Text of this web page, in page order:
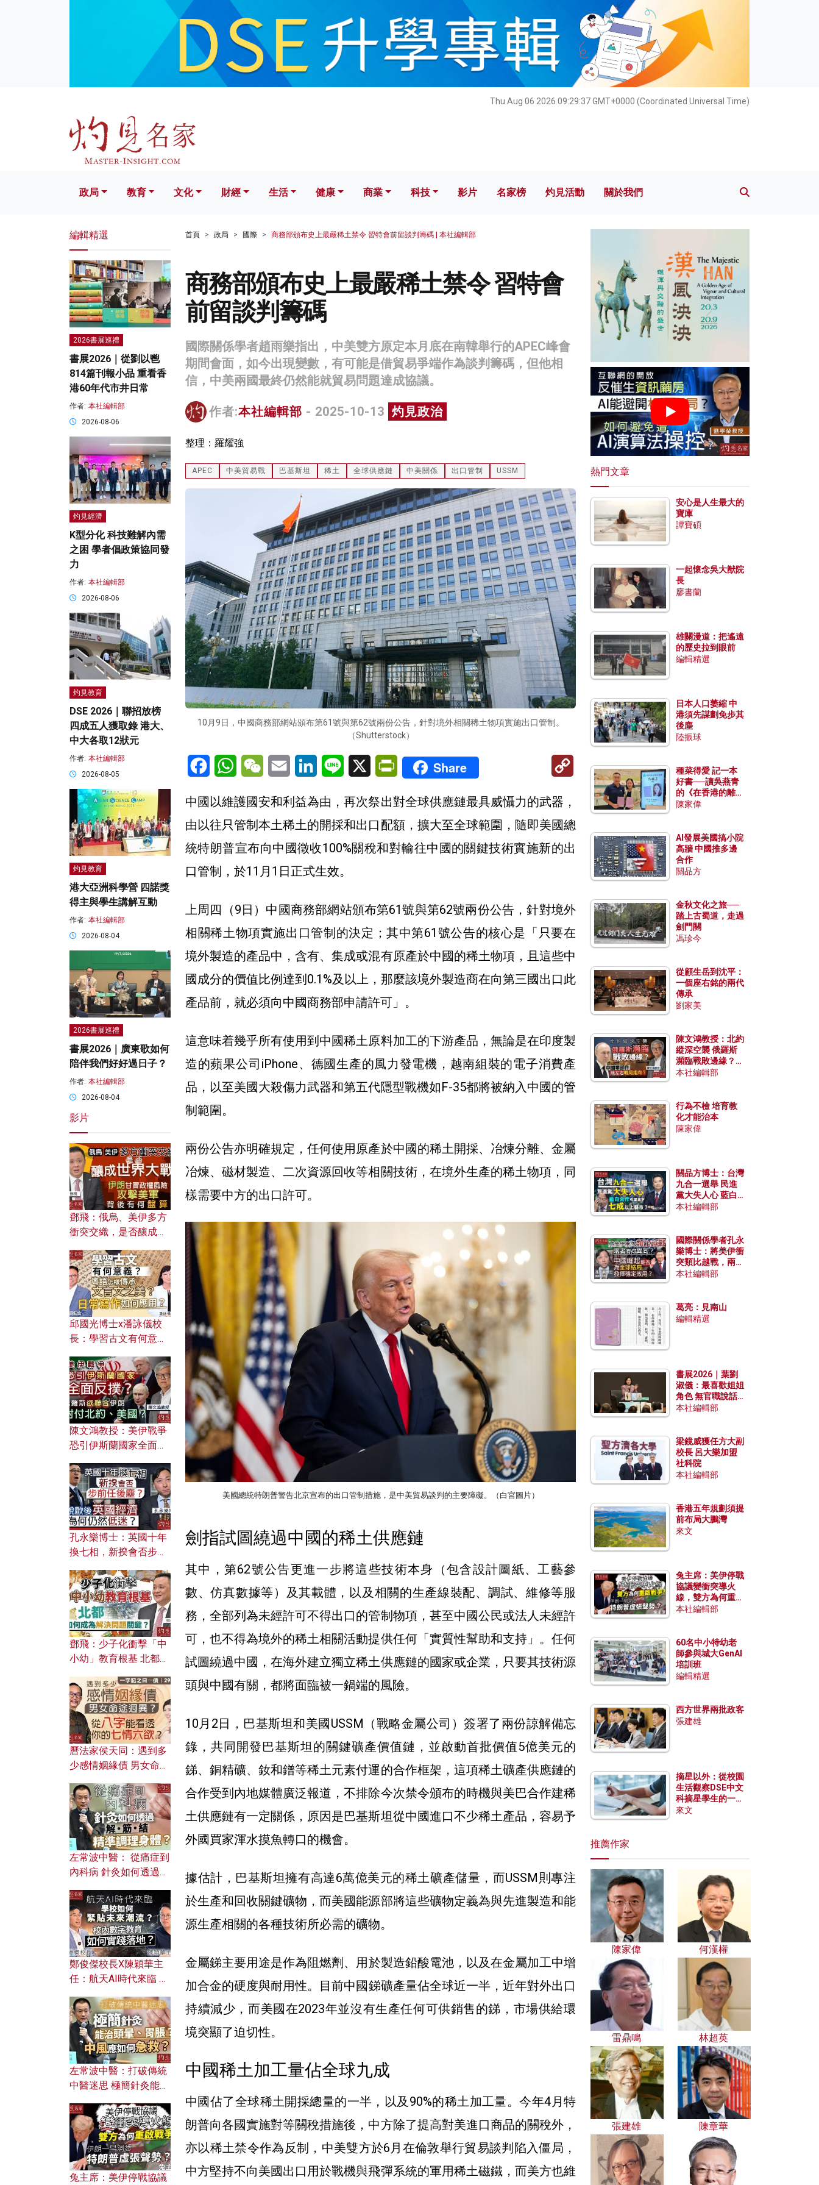
Thu Aug 06 2026 09:29:38 GMT+0000 (Coordinated Universal Time)
文化 財經 生活 健康 科技 影片 名家榜 灼見活動 關於我們
政局 教育 文化 財經 生活 健康 商業 科技 影片 名家榜 灼見活動 關於我們
首頁 政局 國際 商務部頒布史上最嚴稀土禁令 習特會前留談判籌碼 | 本社編輯部
商務部頒布史上最嚴稀土禁令 習特會
前留談判籌碼
國際關係學者趙雨樂指出，中美雙方原定本月底在南韓舉行的APEC峰會
期間會面，如今出現變數，有可能是借貿易爭端作為談判籌碼，但他相
信，中美兩國最終仍然能就貿易問題達成協議。
作者:本社編輯部 - 2025-10-13 灼見政治
整理：羅耀強
APEC 中美貿易戰 巴基斯坦 稀土 全球供應鏈 中美關係 出口管制 USSM
10月9日，中國商務部網站頒布第61號與第62號兩份公告，針對境外相關稀土物項實施出口管制。
（Shutterstock）
FacebookWhatsAppWeChatEmail LinkedInLine X PrintFriendly
Share
Link
中國以維護國安和利益為由，再次祭出對全球供應鏈最具威懾力的武器，
由以往只管制本土稀土的開採和出口配額，擴大至全球範圍，隨即美國總
統特朗普宣布向中國徵收100%關稅和對輸往中國的關鍵技術實施新的出
口管制，於11月1日正式生效。
上周四（9日）中國商務部網站頒布第61號與第62號兩份公告，針對境外
相關稀土物項實施出口管制的決定；其中第61號公告的核心是「只要在
境外製造的產品中，含有、集成或混有原產於中國的稀土物項，且這些中
國成分的價值比例達到0.1%及以上，那麼該境外製造商在向第三國出口此
產品前，就必須向中國商務部申請許可」。
這意味着幾乎所有使用到中國稀土原料加工的下游產品，無論是在印度製
造的蘋果公司iPhone、德國生產的風力發電機，越南組裝的電子消費產
品，以至美國大殺傷力武器和第五代隱型戰機如F-35都將被納入中國的管
制範圍。
兩份公告亦明確規定，任何使用原產於中國的稀土開採、冶煉分離、金屬
冶煉、磁材製造、二次資源回收等相關技術，在境外生產的稀土物項，同
樣需要中方的出口許可。
美國總統特朗普警告北京宣布的出口管制措施，是中美貿易談判的主要障礙。（白宮圖片）
劍指試圖繞過中國的稀土供應鏈
其中，第62號公告更進一步將這些技術本身（包含設計圖紙、工藝參
數、仿真數據等）及其載體，以及相關的生產線裝配、調試、維修等服
務，全部列為未經許可不得出口的管制物項，甚至中國公民或法人未經許
可，也不得為境外的稀土相關活動提供任何「實質性幫助和支持」。任何
試圖繞過中國，在海外建立獨立稀土供應鏈的國家或企業，只要其技術源
頭與中國有關，都將面臨被一鍋端的風險。
10月2日，巴基斯坦和美國USSM（戰略金屬公司）簽署了兩份諒解備忘
錄，共同開發巴基斯坦的關鍵礦產價值鏈，並啟動首批價值5億美元的
銻、銅精礦、釹和鐠等稀土元素付運的合作框架，這項稀土礦產供應鏈的
合作受到內地媒體廣泛報道，不排除今次禁令頒布的時機與美巴合作建稀
土供應鏈有一定關係，原因是巴基斯坦從中國進口不少稀土產品，容易予
外國買家渾水摸魚轉口的機會。
據估計，巴基斯坦擁有高達6萬億美元的稀土礦產儲量，而USSM則專注
於生產和回收關鍵礦物，而美國能源部將這些礦物定義為與先進製造和能
源生產相關的各種技術所必需的礦物。
金屬銻主要用途是作為阻燃劑、用於製造鉛酸電池，以及在金屬加工中增
加合金的硬度與耐用性。目前中國銻礦產量佔全球近一半，近年對外出口
持續減少，而美國在2023年並沒有生產任何可供銷售的銻，市場供給環
境突顯了迫切性。
中國稀土加工量佔全球九成
中國佔了全球稀土開採總量的一半，以及90%的稀土加工量。今年4月特
朗普向各國實施對等關稅措施後，中方除了提高對美進口商品的關稅外，
亦以稀土禁令作為反制，中美雙方於6月在倫敦舉行貿易談判陷入僵局，
中方堅持不向美國出口用於戰機與飛彈系統的軍用稀土磁鐵，而美方也維
編輯精選
2026書展巡禮
書展2026｜從劉以鬯
814篇刊報小品 重看香
港60年代市井日常
作者: 本社編輯部
2026-08-06
灼見經濟
K型分化 科技難解內需
之困 學者倡政策協同發
力
作者: 本社編輯部
2026-08-06
灼見教育
DSE 2026｜聯招放榜
四成五人獲取錄 港大、
中大各取12狀元
作者: 本社編輯部
2026-08-05
灼見教育
港大亞洲科學營 四諾獎
得主與學生講解互動
作者: 本社編輯部
2026-08-04
2026書展巡禮
書展2026｜廣東歌如何
陪伴我們好好過日子？
作者: 本社編輯部
2026-08-04
影片
鄧飛：俄烏、美伊多方
衝突交織，是否釀成世
風險攻擊美軍，背後有
何盤算？
邱國光博士x潘詠儀校
長：學習古文有何意
文之美？ 日常寫作如何
應用？
陳文鴻教授：美伊戰爭
恐引伊斯蘭國家全面反
對付北約美國？
孔永樂博士：英國十年
換七相，新揆會否步前
濟為何仍然低迷？
鄧飛：少子化衝擊「中
小幼」教育根基 北都如
曆法家侯天同：遇到多
少感情姻緣債 男女命途
的七情六欲？
左常波中醫： 從痛症到
內科病 針灸如何透過解
鄭俊傑校長X陳穎華主
任：航天AI時代來臨 學
校內數字教育如何實踐
落地？
左常波中醫：打破傳統
中醫迷思 極簡針灸能治
何急救？
兔主席：美伊停戰協議
熱門文章
安心是人生最大的
寶庫
譚寶碩
一起懷念吳大猷院
長
廖書蘭
雄關漫道：把遙遠
的歷史拉到眼前
編輯精選
日本人口萎縮 中
港須先謀劃免步其
後塵
陸振球
種菜得愛 記一本
好書──讀吳燕青
的《在香港的離島
種菜》
陳家偉
AI發展美國搞小院
高牆 中國推多邊
合作
關品方
金秋文化之旅──
踏上古蜀道，走過
劍門關
馮珍今
從顧生岳到沈平：
一個座右銘的兩代
傳承
劉家美
陳文鴻教授：北約
縱深空襲 俄羅斯
瀕臨戰敗邊緣？中
國零部件能左右戰
本社編輯部
行為不檢 培育教
化才能治本
陳家偉
關品方博士：台灣
九合一選舉 民進
黨大失人心 藍白
合作有望拿下七成
本社編輯部
國際關係學者孔永
樂博士：將美伊衝
突類比越戰，兩者
有何異同？中國崛
本社編輯部
葛亮：見南山
編輯精選
書展2026｜葉劉
淑儀：最喜歡姐姐
角色 無官職說話
包袱少
本社編輯部
梁鏡威獲任方大副
校長 呂大樂加盟
社科院
本社編輯部
香港五年規劃須提
前布局大鵬灣
來文
兔主席：美伊停戰
協議變衝突導火
線，雙方為何重啟
戰爭？伊朗一早洞
本社編輯部
60名中小特幼老
師參與城大GenAI
培訓班
編輯精選
西方世界兩批政客
張建雄
摘星以外：從校園
生活觀察DSE中文
科摘星學生的一點
特質
來文
推薦作家
陳家偉 何漢權
雷鼎鳴 林超英
張建雄 陳章華